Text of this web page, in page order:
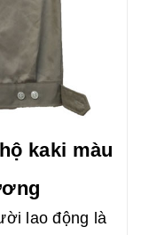
kaki màu
lao động là